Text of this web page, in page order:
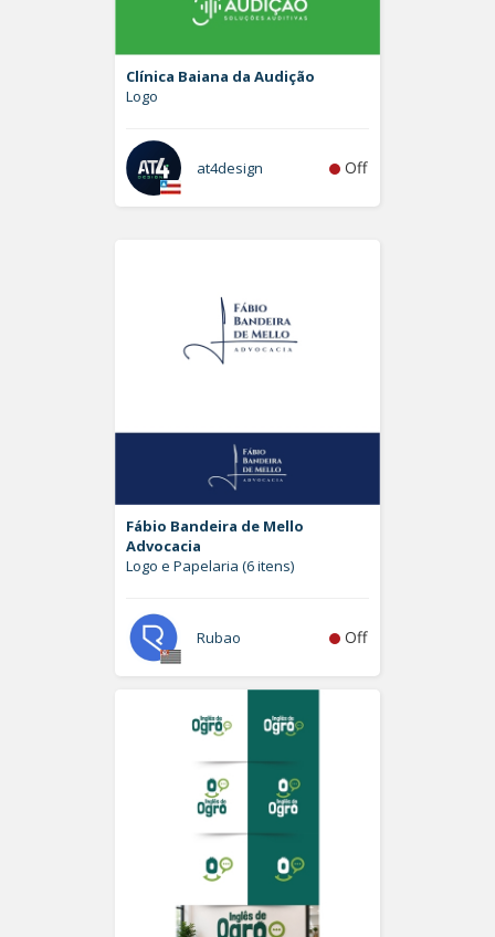
Clínica Baiana da Audição
Logo
at4design Off
Fábio Bandeira de Mello
Advocacia
Logo e Papelaria (6 itens)
Rubao Off